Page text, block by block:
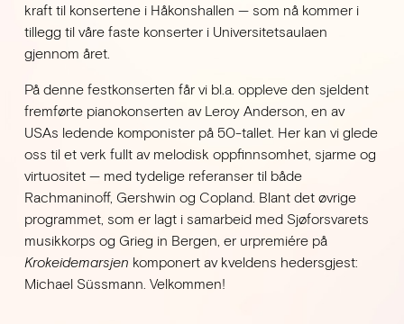
kraft til konsertene i Håkonshallen — som nå kommer i
tillegg til våre faste konserter i Universitetsaulaen
gjennom året.
På denne festkonserten får vi bl.a. oppleve den sjeldent
fremførte pianokonserten av Leroy Anderson, en av
USAs ledende komponister på 50-tallet. Her kan vi glede
oss til et verk fullt av melodisk oppfinnsomhet, sjarme og
virtuositet — med tydelige referanser til både
Rachmaninoff, Gershwin og Copland. Blant det øvrige
programmet, som er lagt i samarbeid med Sjøforsvarets
musikkorps og Grieg in Bergen, er urpremiére på
Krokeidemarsjen komponert av kveldens hedersgjest:
Michael Süssmann. Velkommen!